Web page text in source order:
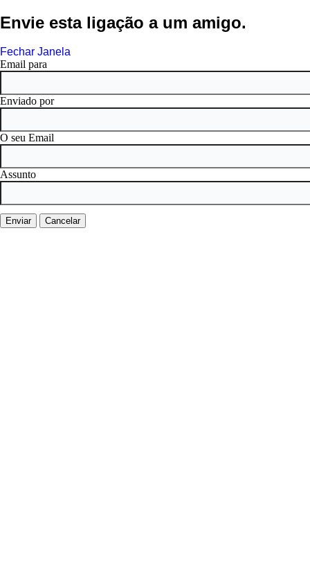
Envie esta ligação a um amigo.
Fechar Janela
Email para
Enviado por
O seu Email
Assunto
Enviar Cancelar